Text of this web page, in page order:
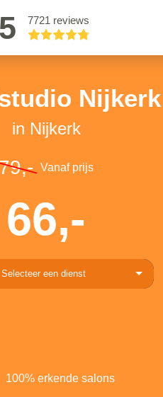
7721 reviews
Nijkerk
in Nijkerk
Vanaf prijs
66,-
Selecteer een dienst
100% erkende salons